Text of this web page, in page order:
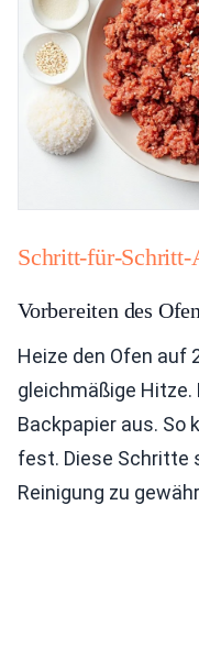
Schritt-für-Schritt-
Vorbereiten des
Heize den Ofen auf
gleichmäßige Hitze.
Backpapier aus. So
fest. Diese Schritte
Reinigung zu